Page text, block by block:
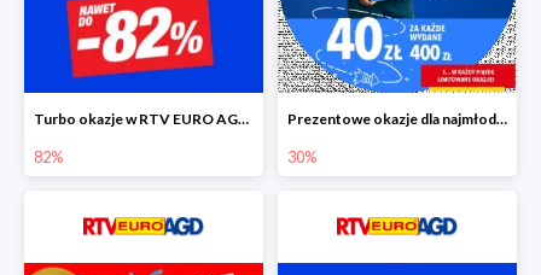
Turbo okazje w RTV EURO AGD do -82%
82%
Prezentowe okazje dla najmłodszych w RTV EURO AGD
30%